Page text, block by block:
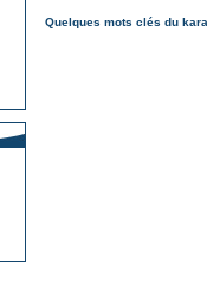
Quelques mots clés du